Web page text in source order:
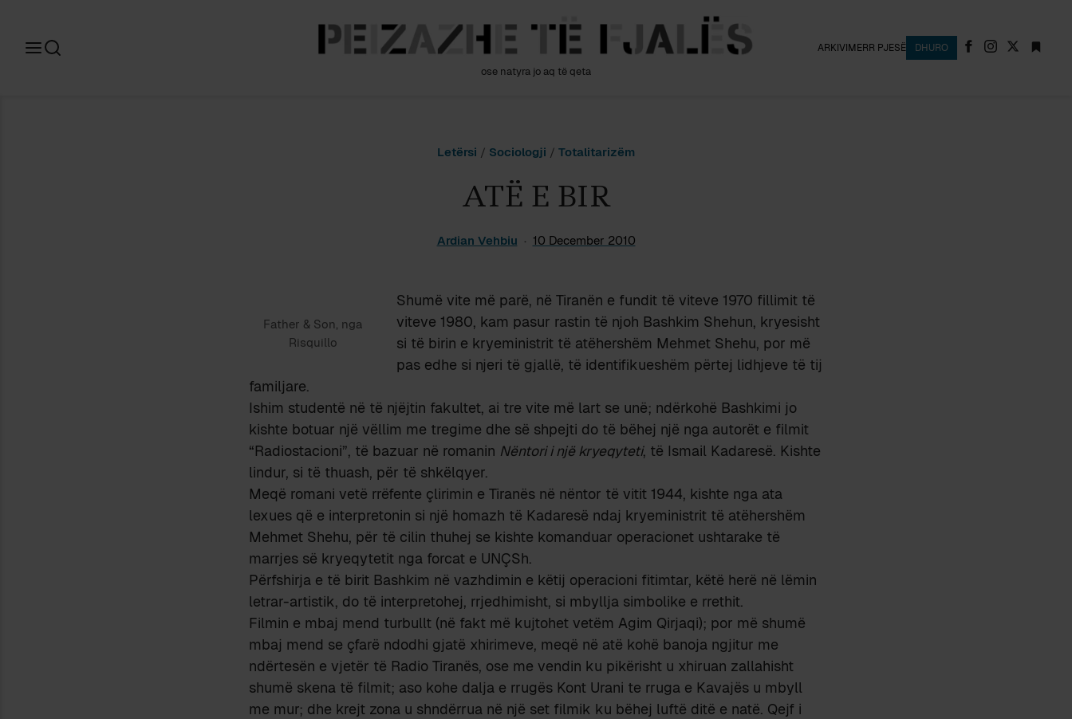
ose natyra jo aq të qeta
ARKIVIMERR PJESË DHURO
Letërsi / Sociologji / Totalitarizëm
ATË E BIR
Ardian Vehbiu 10 December 2010
Father & Son, nga
Risquillo
Shumë vite më parë, në Tiranën e fundit të viteve 1970 fillimit të
viteve 1980, kam pasur rastin të njoh Bashkim Shehun, kryesisht
si të birin e kryeministrit të atëhershëm Mehmet Shehu, por më
pas edhe si njeri të gjallë, të identifikueshëm përtej lidhjeve të tij
familjare.
Ishim studentë në të njëjtin fakultet, ai tre vite më lart se unë; ndërkohë Bashkimi jo
kishte botuar një vëllim me tregime dhe së shpejti do të bëhej një nga autorët e filmit
“Radiostacioni”, të bazuar në romanin Nëntori i një kryeqyteti, të Ismail Kadaresë. Kishte
lindur, si të thuash, për të shkëlqyer.
Meqë romani vetë rrëfente çlirimin e Tiranës në nëntor të vitit 1944, kishte nga ata
lexues që e interpretonin si një homazh të Kadaresë ndaj kryeministrit të atëhershëm
Mehmet Shehu, për të cilin thuhej se kishte komanduar operacionet ushtarake të
marrjes së kryeqytetit nga forcat e UNÇSh.
Përfshirja e të birit Bashkim në vazhdimin e këtij operacioni fitimtar, këtë herë në lëmin
letrar-artistik, do të interpretohej, rrjedhimisht, si mbyllja simbolike e rrethit.
Filmin e mbaj mend turbullt (në fakt më kujtohet vetëm Agim Qirjaqi); por më shumë
mbaj mend se çfarë ndodhi gjatë xhirimeve, meqë në atë kohë banoja ngjitur me
ndërtesën e vjetër të Radio Tiranës, ose me vendin ku pikërisht u xhiruan zallahisht
shumë skena të filmit; aso kohe dalja e rrugës Kont Urani te rruga e Kavajës u mbyll
me mur; dhe krejt zona u shndërrua në një set filmik ku bëhej luftë ditë e natë. Qejf i